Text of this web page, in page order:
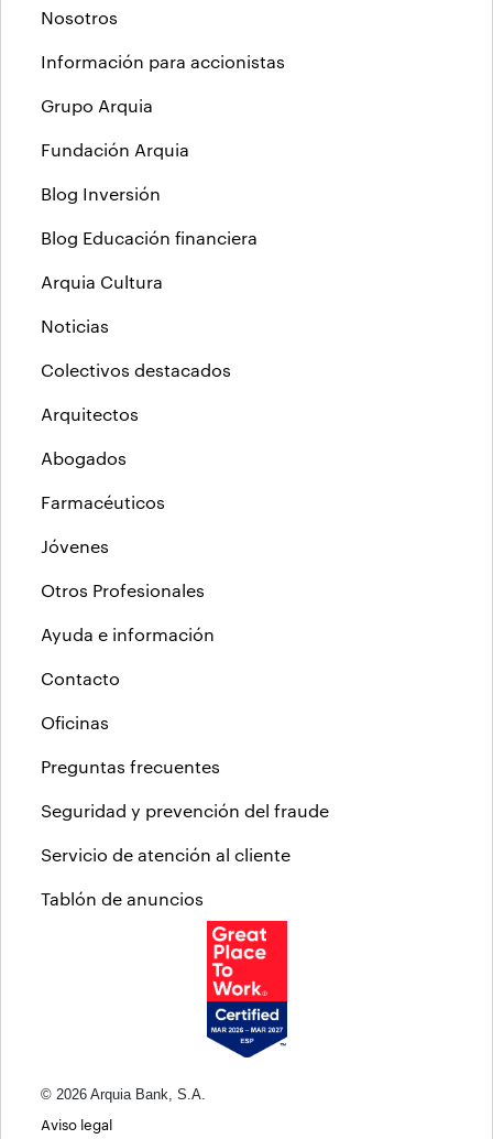
Nosotros
Información para accionistas
Grupo Arquia
Fundación Arquia
Blog Inversión
Blog Educación financiera
Arquia Cultura
Noticias
Colectivos destacados
Arquitectos
Abogados
Farmacéuticos
Jóvenes
Otros Profesionales
Ayuda e información
Contacto
Oficinas
Preguntas frecuentes
Seguridad y prevención del fraude
Servicio de atención al cliente
Tablón de anuncios
© 2026 Arquia Bank, S.A.
Aviso legal